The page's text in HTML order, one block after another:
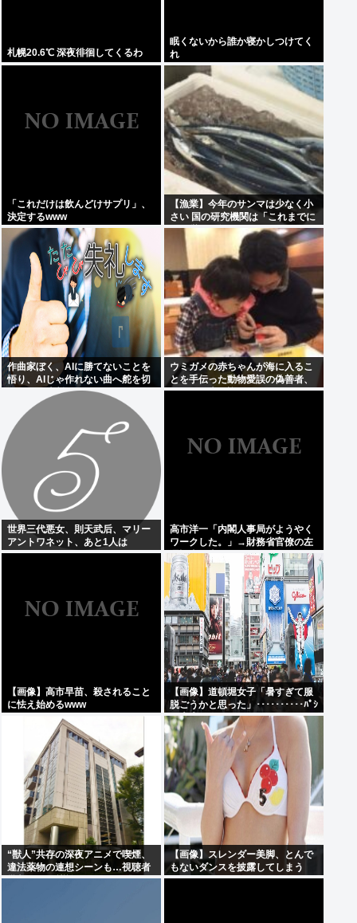
札幌20.6℃ 深夜徘徊してくるわ
眠くないから誰か寝かしつけてく
れ
「これだけは飲んどけサプリ」、
決定するwww
【漁業】今年のサンマは少なく小
さい 国の研究機関は「これまでに
なく厳しい年になる」
作曲家ぼく、AIに勝てないことを
悟り、AIじゃ作れない曲へ舵を切
ることを決断
ウミガメの赤ちゃんが海に入るこ
とを手伝った動物愛誤の偽善者、
最悪の結末を迎える
世界三代悪女、則天武后、マリー
アントワネット、あと1人は
高市洋一「内閣人事局がようやく
ワークした。」→財務省官僚の左
遷記事を喜んでポスト
【画像】高市早苗、殺されること
に怯え始めるwww
【画像】道頓堀女子「暑すぎて服
脱ごうかと思った」･･････････ﾊﾟｼ
ｬｯ！！
“獣人”共存の深夜アニメで喫煙、
違法薬物の連想シーンも…視聴者
批判でBPO議論
【画像】スレンダー美脚、とんで
もないダンスを披露してしまう
www